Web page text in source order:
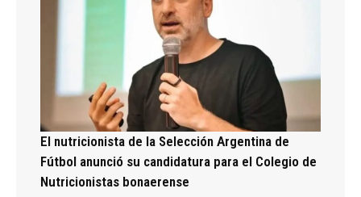
El nutricionista de la Selección Argentina de
Fútbol anunció su candidatura para el Colegio de
Nutricionistas bonaerense